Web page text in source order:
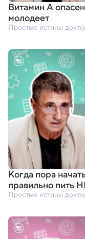
Витамин А
молодеет
Простые истины
Когда пора
правильно пить
Простые истины